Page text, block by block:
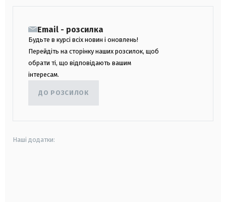
Email - розсилка
Будьте в курсі всіх новин і оновлень!
Перейдіть на сторінку наших розсилок, щоб
обрати ті, що відповідають вашим
інтересам.
ДО РОЗСИЛОК
Наші додатки: